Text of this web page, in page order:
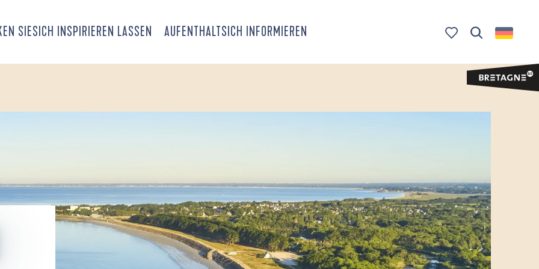
SIESICH INSPIRIEREN LASSEN AUFENTHALTSICH INFORMIEREN